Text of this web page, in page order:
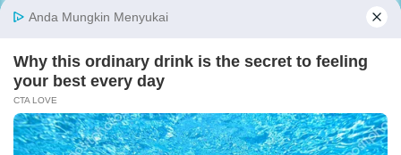
Kabarbaru.co menyajikan berita aktual dan
inspiratif dari sudut pandang berbaik sangka